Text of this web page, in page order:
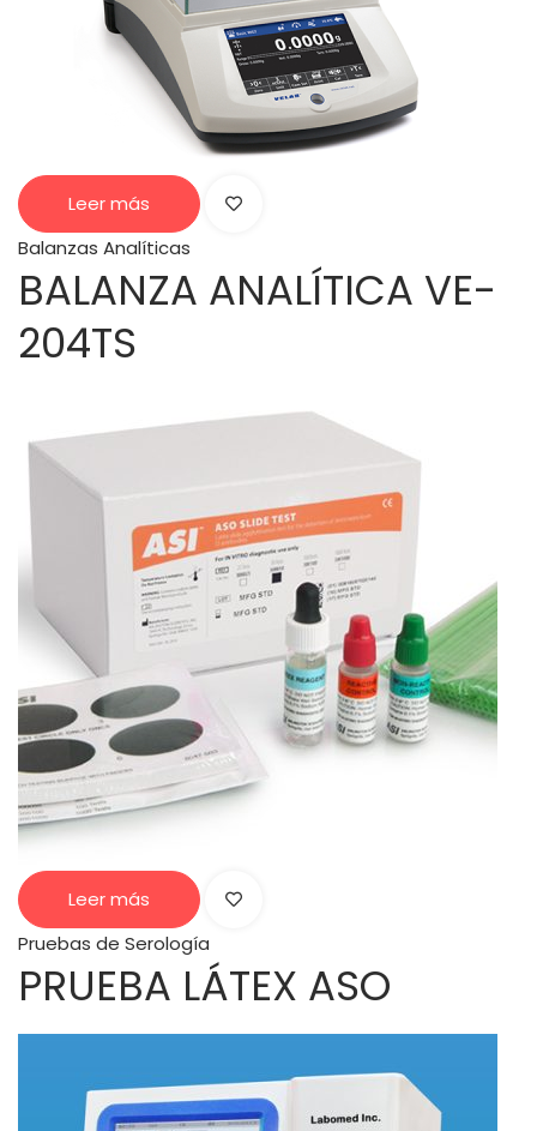
Leer más
Balanzas Analíticas
BALANZA ANALÍTICA VE-
204TS
Leer más
Pruebas de Serología
PRUEBA LÁTEX ASO